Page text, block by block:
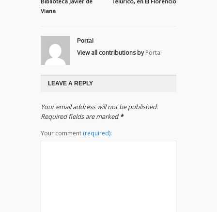
Viana
Portal
View all contributions by Portal
LEAVE A REPLY
Your email address will not be published.
Required fields are marked*
Your comment (required):